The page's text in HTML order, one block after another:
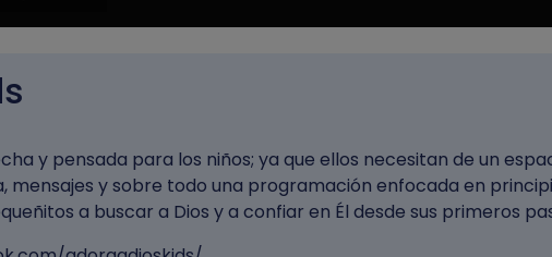
Arrow
decrease
volume.
y pensada para los niños; ya que ellos necesitan de un
mensajes y sobre todo una programación enfocada en
a buscar a Dios y a confiar en Él desde sus primeros